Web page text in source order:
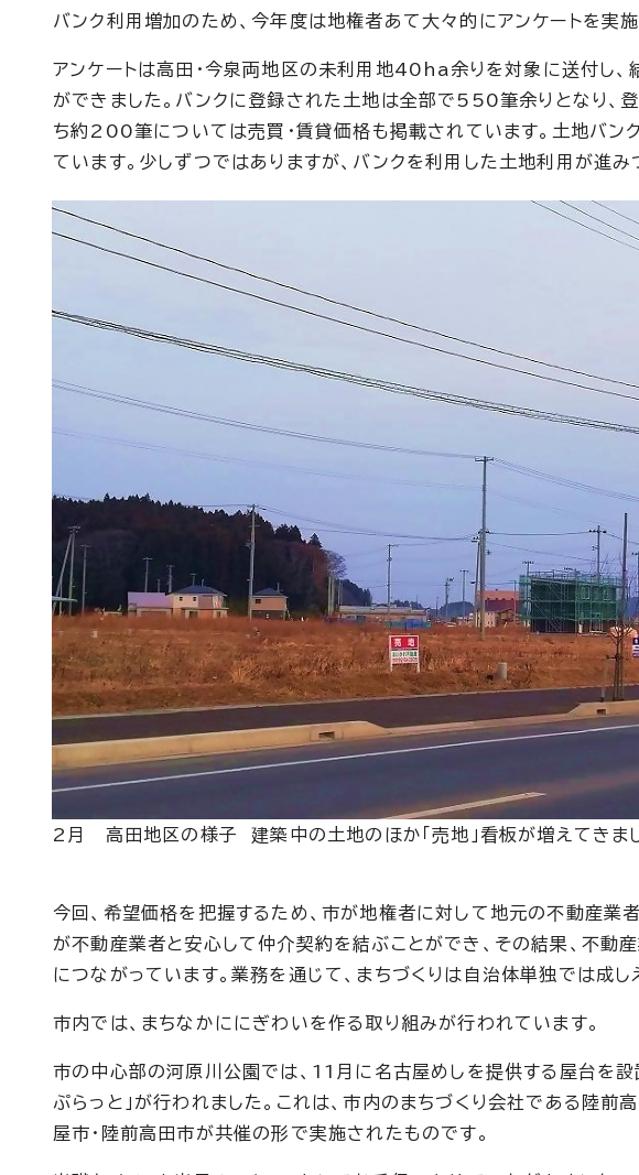
バンク利用増加のため、今年度は地権者あて大々的にアンケートを実施
アンケートは高田・今泉両地区の未利用地40ha余りを対象に送付し
ができました。バンクに登録された土地は全部で550筆余りとなり、
ち約200筆については売買・賃貸価格も掲載されています。土地バン
ています。少しずつではありますが、バンクを利用した土地利用が進み
2月 高田地区の様子 建築中の土地のほか「売地」看板が増えてきま
今回、希望価格を把握するため、市が地権者に対して地元の不動産業
が不動産業者と安心して仲介契約を結ぶことができ、その結果、不動
につながっています。業務を通じて、まちづくりは自治体単独では成し
市内では、まちなかににぎわいを作る取り組みが行われています。
市の中心部の河原川公園では、11月に名古屋めしを提供する屋台を設
ぷらっと」が行われました。これは、市内のまちづくり会社である陸
屋市・陸前高田市が共催の形で実施されたものです。